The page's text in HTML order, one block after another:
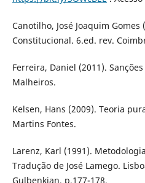
Canotilho, José Joaquim Gomes
Constitucional. 6.ed. rev.
Ferreira, Daniel (2011).
Malheiros.
Kelsen, Hans (2009). Teoria
Martins Fontes.
Larenz, Karl (1991).
Tradução de José Lamego.
Gulbenkian, p.177-178.